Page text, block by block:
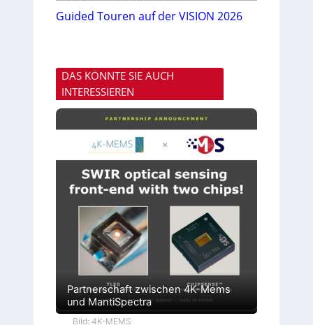
Guided Touren auf der VISION 2026
DAS KÖNNTE SIE AUCH
INTERESSIEREN
Partnerschaft zwischen 4K-Mems
und MantiSpectra
Bild: 4K-MEMS